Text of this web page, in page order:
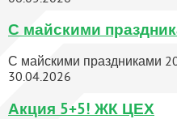
С майскими
С майскими праздниками
30.04.2026
Акция 5+5! ЖК ЦЕХ